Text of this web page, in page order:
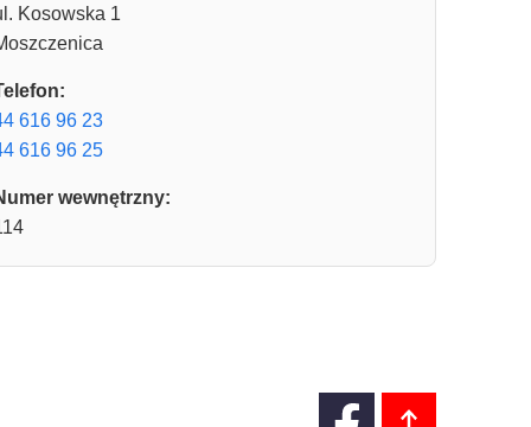
Kosowska 1
616 96 23
616 96 25
wewnętrzny: